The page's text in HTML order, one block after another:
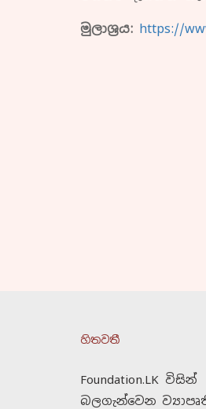
මුලාශ්‍රය: https://
හිතවතී
Foundation.LK විසින්
බලගැන්වෙන